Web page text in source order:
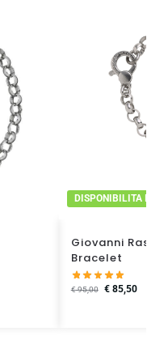
DISPONIBILITA
Giovanni
Bracelet
€95,00 €85,50